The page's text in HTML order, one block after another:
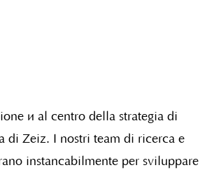
è al centro della strategia di
di Zeiz. I nostri team di ricerca e
instancabilmente per sviluppare